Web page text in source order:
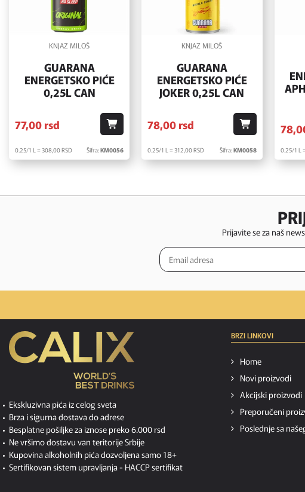
KNJAZ MILOŠ
GUARANA
ENERGETSKO PIĆE
0,25L CAN
77,00rsd
0.25/1 L = 308,00RSD Šifra:KM0056
KNJAZ MILOŠ
GUARANA
ENERGETSKO PIĆE
JOKER 0,25L CAN
78,00rsd
0.25/1 L = 312,00RSD Šifra:KM0058
78,
0.25/1 L
Prijavite se za naš
Ekskluzivna pića iz celog sveta
Brza i sigurna dostava do adrese
Besplatne pošiljke za iznose preko 6.000 rsd
Ne vršimo dostavu van teritorije Srbije
Kupovina alkoholnih pića dozvoljena samo 18+
Sertifikovan sistem upravljanja - HACCP sertifikat
BRZI LINKOVI
Home
Novi proizvodi
Akcijski proizvodi
Preporučeni
Poslednje sa